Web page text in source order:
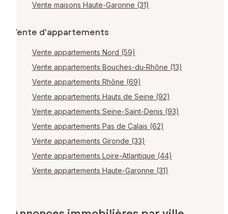
Vente maisons Haute-Garonne (31)
Vente d'appartements
Vente appartements Nord (59)
Vente appartements Bouches-du-Rhône (13)
Vente appartements Rhône (69)
Vente appartements Hauts de Seine (92)
Vente appartements Seine-Saint-Denis (93)
Vente appartements Pas de Calais (62)
Vente appartements Gironde (33)
Vente appartements Loire-Atlantique (44)
Vente appartements Haute-Garonne (31)